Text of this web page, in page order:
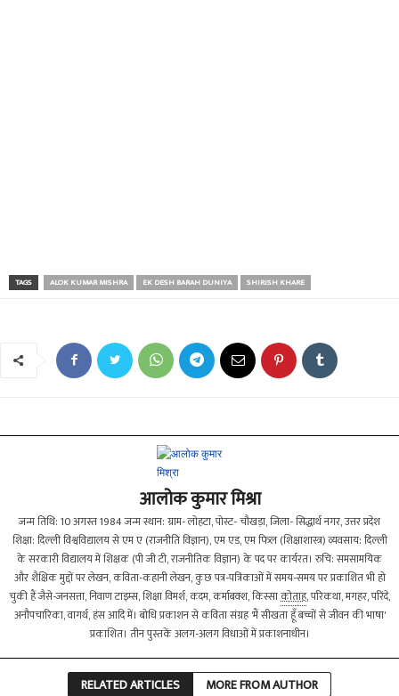
TAGS ALOK KUMAR MISHRA EK DESH BARAH DUNIYA SHIRISH KHARE
आलोक कुमार मिश्रा
जन्म तिथि: 10 अगस्त 1984 जन्म स्थान: ग्राम- लोहटा, पोस्ट- चौखड़ा, जिला- सिद्धार्थ नगर, उत्तर प्रदेश
शिक्षा: दिल्ली विश्वविद्यालय से एम ए (राजनीति विज्ञान), एम एड, एम फिल (शिक्षाशास्त्र) व्यवसाय: दिल्ली
के सरकारी विद्यालय में शिक्षक (पी जी टी, राजनीतिक विज्ञान) के पद पर कार्यरत। रुचि: समसामयिक
और शैक्षिक मुद्दों पर लेखन, कविता-कहानी लेखन, कुछ पत्र-पत्रिकाओं में समय-समय पर प्रकाशित भी हो
चुकी हैं जैसे-जनसत्ता, निवाण टाइम्स, शिक्षा विमर्श, कदम, कर्माबक्श, किस्साकोताह, परिकथा, मगहर, परिंदे,
अनौपचारिका, वागर्थ, हंस आदि में। बोधि प्रकाशन से कविता संग्रह 'मैं सीखता हूँ बच्चों से जीवन की भाषा'
प्रकाशित। तीन पुस्तकें अलग-अलग विधाओं में प्रकाशनाधीन।
RELATED ARTICLES MORE FROM AUTHOR